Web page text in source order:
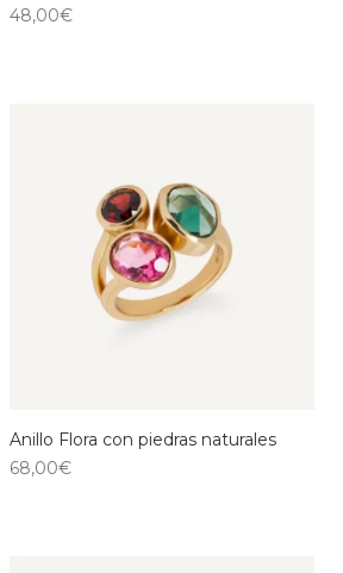
48,00€
Anillo Flora con piedras naturales
68,00€